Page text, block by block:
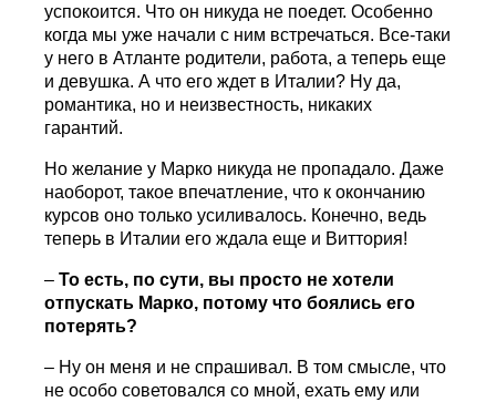
успокоится. Что он никуда не поедет. Особенно
когда мы уже начали с ним встречаться. Все-таки
у него в Атланте родители, работа, а теперь еще
и девушка. А что его ждет в Италии? Ну да,
романтика, но и неизвестность, никаких
гарантий.
Но желание у Марко никуда не пропадало. Даже
наоборот, такое впечатление, что к окончанию
курсов оно только усиливалось. Конечно, ведь
теперь в Италии его ждала еще и Виттория!
–То есть, по сути, вы просто не хотели
отпускать Марко, потому что боялись его
потерять?
– Ну он меня и не спрашивал. В том смысле, что
не особо советовался со мной, ехать ему или